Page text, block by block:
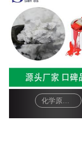
化学原料硅藻土助滤剂-油漆